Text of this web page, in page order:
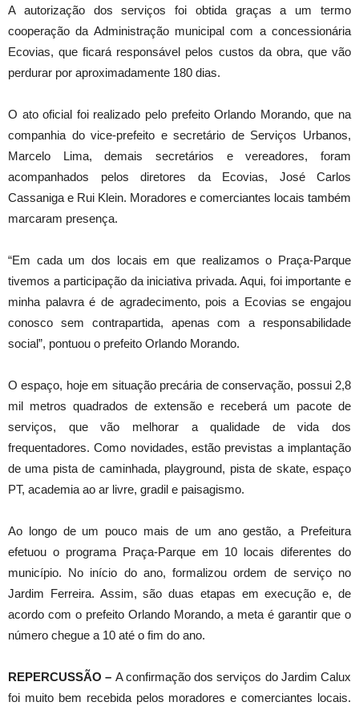
A autorização dos serviços foi obtida graças a um termo
cooperação da Administração municipal com a concessionária
Ecovias, que ficará responsável pelos custos da obra, que vão
perdurar por aproximadamente 180 dias.
O ato oficial foi realizado pelo prefeito Orlando Morando, que na
companhia do vice-prefeito e secretário de Serviços Urbanos,
Marcelo Lima, demais secretários e vereadores, foram
acompanhados pelos diretores da Ecovias, José Carlos
Cassaniga e Rui Klein. Moradores e comerciantes locais também
marcaram presença.
“Em cada um dos locais em que realizamos o Praça-Parque
tivemos a participação da iniciativa privada. Aqui, foi importante e
minha palavra é de agradecimento, pois a Ecovias se engajou
conosco sem contrapartida, apenas com a responsabilidade
social”, pontuou o prefeito Orlando Morando.
O espaço, hoje em situação precária de conservação, possui 2,8
mil metros quadrados de extensão e receberá um pacote de
serviços, que vão melhorar a qualidade de vida dos
frequentadores. Como novidades, estão previstas a implantação
de uma pista de caminhada, playground, pista de skate, espaço
PT, academia ao ar livre, gradil e paisagismo.
Ao longo de um pouco mais de um ano gestão, a Prefeitura
efetuou o programa Praça-Parque em 10 locais diferentes do
município. No início do ano, formalizou ordem de serviço no
Jardim Ferreira. Assim, são duas etapas em execução e, de
acordo com o prefeito Orlando Morando, a meta é garantir que o
número chegue a 10 até o fim do ano.
REPERCUSSÃO – A confirmação dos serviços do Jardim Calux
foi muito bem recebida pelos moradores e comerciantes locais.